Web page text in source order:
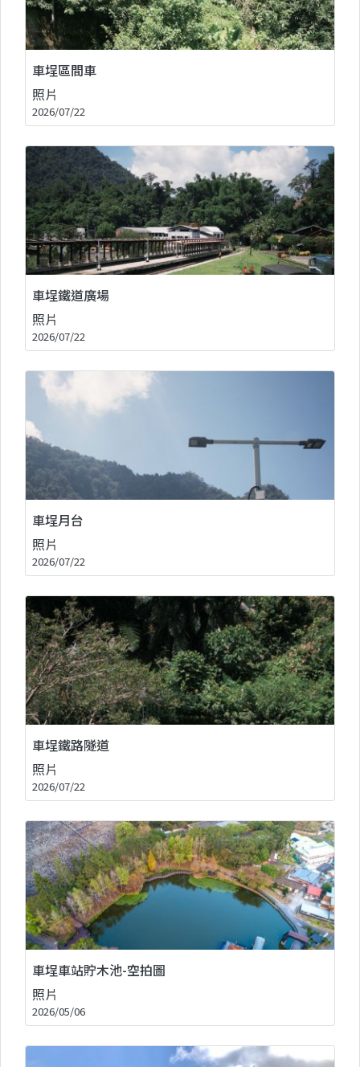
車埕區間車
照片
2026/07/22
車埕鐵道廣場
照片
2026/07/22
車埕月台
照片
2026/07/22
車埕鐵路隧道
照片
2026/07/22
車埕車站貯木池-空拍圖
照片
2026/05/06